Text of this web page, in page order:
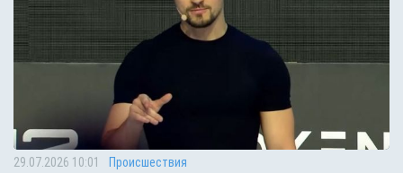
29.07.2026 10:01 Происшествия